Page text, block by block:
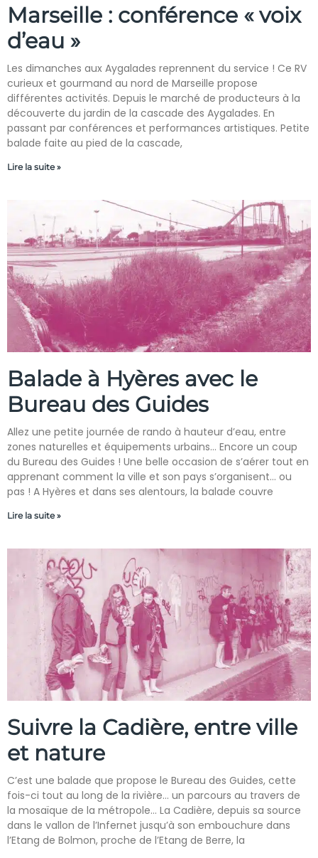
Marseille : conférence « voix
d’eau »
Les dimanches aux Aygalades reprennent du service ! Ce RV
curieux et gourmand au nord de Marseille propose
différentes activités. Depuis le marché de producteurs à la
découverte du jardin de la cascade des Aygalades. En
passant par conférences et performances artistiques. Petite
balade faite au pied de la cascade,
Lire la suite »
Balade à Hyères avec le
Bureau des Guides
Allez une petite journée de rando à hauteur d’eau, entre
zones naturelles et équipements urbains… Encore un coup
du Bureau des Guides ! Une belle occasion de s’aérer tout en
apprenant comment la ville et son pays s’organisent… ou
pas ! A Hyères et dans ses alentours, la balade couvre
Lire la suite »
Suivre la Cadière, entre ville
et nature
C’est une balade que propose le Bureau des Guides, cette
fois-ci tout au long de la rivière… un parcours au travers de
la mosaïque de la métropole… La Cadière, depuis sa source
dans le vallon de l’Infernet jusqu’à son embouchure dans
l’Etang de Bolmon, proche de l’Etang de Berre, la